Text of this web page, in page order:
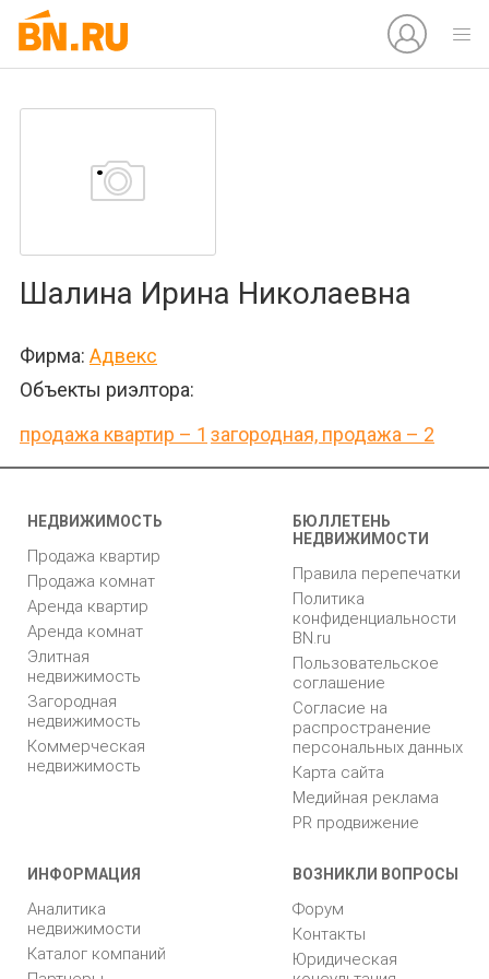
Шалина Ирина Николаевна
Фирма: Адвекс
Объекты риэлтора:
продажа квартир – 1 загородная, продажа – 2
НЕДВИЖИМОСТЬ
Продажа квартир
Продажа комнат
Аренда квартир
Аренда комнат
Элитная
недвижимость
Загородная
недвижимость
Коммерческая
недвижимость
БЮЛЛЕТЕНЬ
НЕДВИЖИМОСТИ
Правила перепечатки
Политика
конфиденциальности
BN.ru
Пользовательское
соглашение
Согласие на
распространение
персональных данных
Карта сайта
Медийная реклама
PR продвижение
ИНФОРМАЦИЯ
Аналитика
недвижимости
Каталог компаний
ВОЗНИКЛИ ВОПРОСЫ
Форум
Контакты
Юридическая